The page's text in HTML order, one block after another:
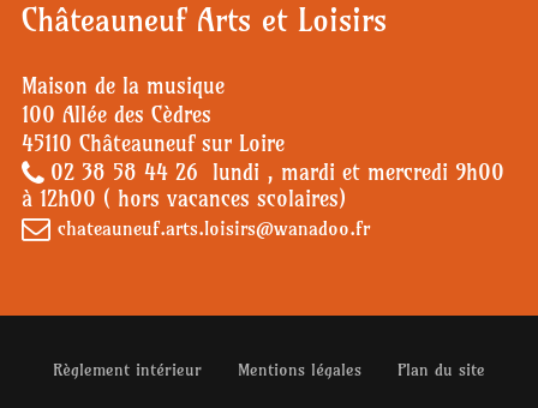
Châteauneuf Arts et Loisirs
Maison de la musique
100 Allée des Cèdres
45110 Châteauneuf sur Loire
02 38 58 44 26 lundi , mardi et mercredi 9h00
à 12h00 ( hors vacances scolaires)
chateauneuf.arts.loisirs@wanadoo.fr
Règlement intérieur Mentions légales Plan du site